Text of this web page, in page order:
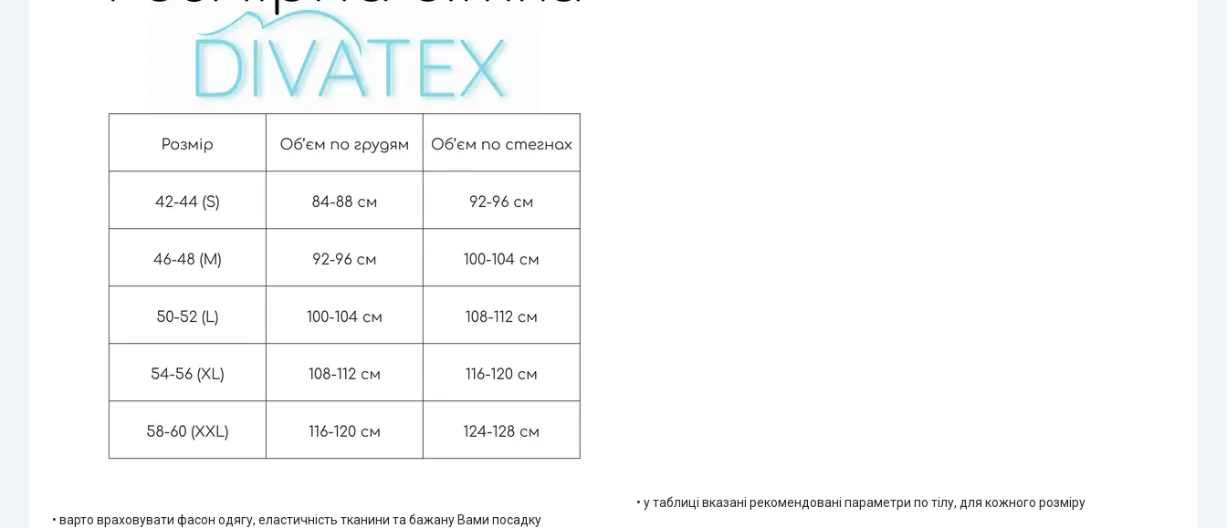
• у таблиці вказані рекомендовані параметри по тілу, для кожного розміру
• варто враховувати фасон одягу, еластичність тканини та бажану Вами посадку